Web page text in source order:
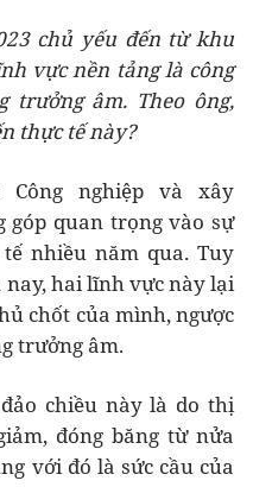
chủ yếuđếntừ khu
vực nền tảng là công
trưởng âm. Theo ông,
thực tế này?
Công nghiệp và xây
góp quan trọng vào sự
nhiều năm qua. Tuy
hai lĩnh vực này lại
chốt của mình, ngược
trưởng âm.
chiều này là do thị
đóng băng từ nửa
với đó là sức cầu của